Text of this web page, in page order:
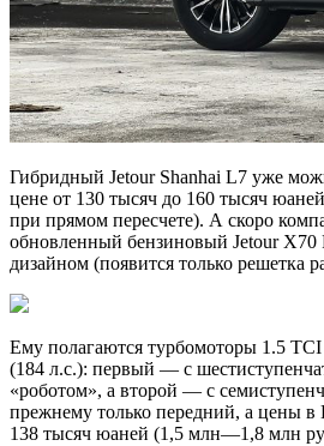
Гибридный Jetour Shanhai L7 уже
цене от 130 тысяч до 160 тысяч
при прямом пересчете). А скоро
обновленный бензиновый Jetour X70
дизайном (появится только решетка
Ему полагаются турбомоторы 1.5
(184 л.с.): первый — с
«роботом», а второй — с
прежнему только передний, а цены
138 тысяч юаней (1,5 млн—1,8 млн